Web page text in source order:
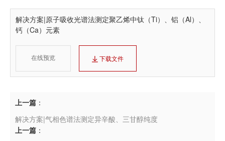
解决方案|原子吸收光谱法测定聚乙烯中钛（Ti）、铝（Al）、
钙（Ca）元素
在线预览 下载文件
上一篇 ：
解决方案|气相色谱法测定异辛酸、三甘醇纯度
上一篇 ：